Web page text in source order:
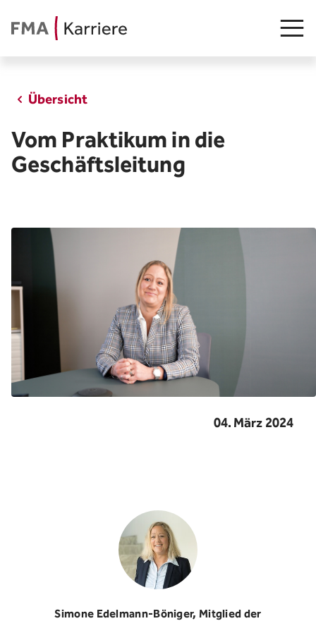
Junge Talente
Insights
Teams
Arbeiten in Liechtenstein
Übersicht
Vom Praktikum in die
Geschäftsleitung
04. März 2024
Simone Edelmann-Böniger, Mitglied der